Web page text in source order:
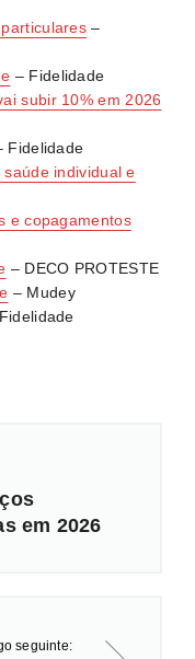
número de
risco.
–
– Fidelidade
subir 10% em 2026
Fidelidade
individual e
e copagamentos
– DECO PROTESTE
– Mudey
em 2026
seguinte: